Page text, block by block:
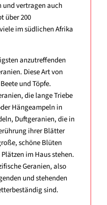
vertragen auch
über 200
im südlichen Afrika
anzutreffenden
Diese Art von
und Töpfe.
die lange Triebe
Hängeampeln in
Duftgeranien, die in
ihrer Blätter
schöne Blüten
im Haus stehen.
Geranien, also
und stehenden
sind.